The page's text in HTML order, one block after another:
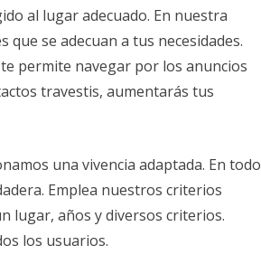
al lugar adecuado. En nuestra
se adecuan a tus necesidades.
permite navegar por los anuncios
travestis, aumentarás tus
una vivencia adaptada. En todo
Emplea nuestros criterios
lugar, años y diversos criterios.
los usuarios.